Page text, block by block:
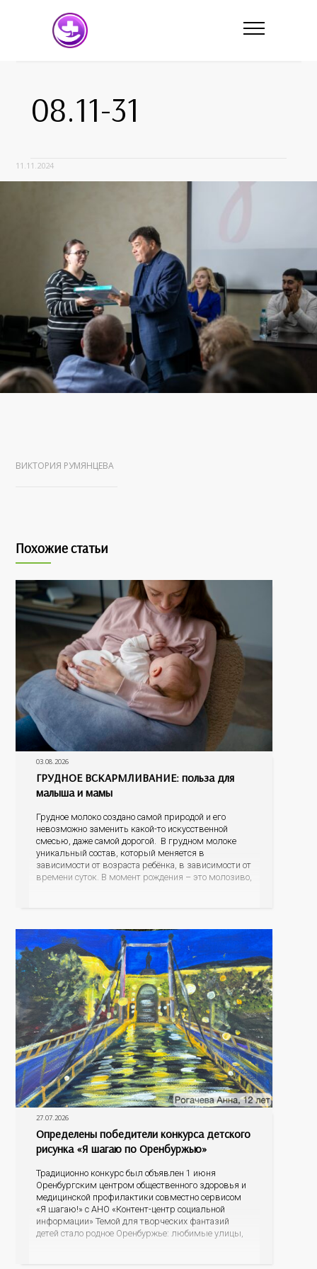
08.11-31
11.11.2024
ВИКТОРИЯ РУМЯНЦЕВА
Похожие статьи
03.08.2026
ГРУДНОЕ ВСКАРМЛИВАНИЕ: польза для
малыша и мамы
Грудное молоко создано самой природой и его
невозможно заменить какой-то искусственной
смесью, даже самой дорогой. В грудном молоке
уникальный состав, который меняется в
зависимости от возраста ребёнка, в зависимости от
времени суток. В момент рождения – это молозиво,
27.07.2026
Определены победители конкурса детского
рисунка «Я шагаю по Оренбуржью»
Традиционно конкурс был объявлен 1 июня
Оренбургским центром общественного здоровья и
медицинской профилактики совместно сервисом
«Я шагаю!» с АНО «Контент-центр социальной
информации» Темой для творческих фантазий
детей стало родное Оренбуржье: любимые улицы,